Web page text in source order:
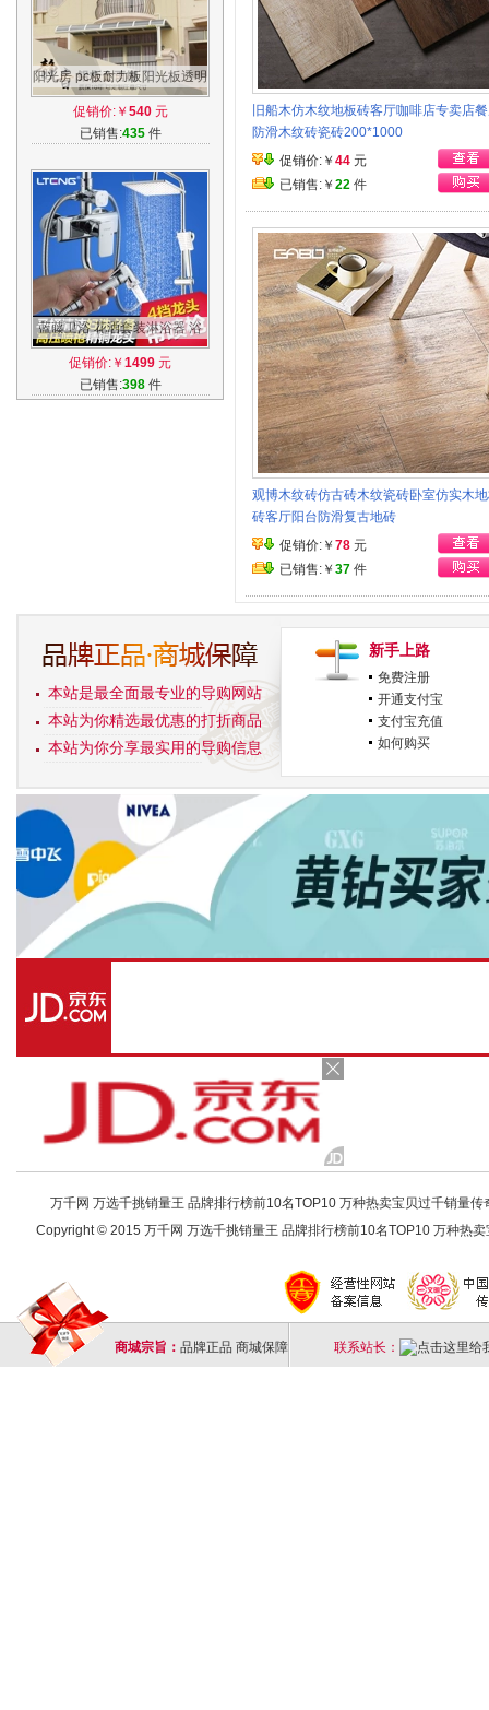
阳光房 pc板耐力板阳光板透明
板 雨棚阳台窗台 铝合金钢结
构雨棚
促销价:￥ 540元
已销售:435件
蓝藤卫浴 花洒套装淋浴器 浴
室增压喷枪沐浴淋雨喷头四档
全铜龙头
促销价:￥ 1499 元
已销售:398件
旧船木仿木纹地板砖客厅咖啡店专卖店
防滑木纹砖瓷砖200*1000
促销价:￥ 44 元
已销售:￥ 22 件
观博木纹砖仿古砖木纹瓷砖卧室仿实木
砖客厅阳台防滑复古地砖
促销价:￥ 78 元
已销售:￥ 37 件
本站是最全面最专业的导购网站
本站为你精选最优惠的打折商品
本站为你分享最实用的导购信息
新手上路
免费注册
开通支付宝
支付宝充值
如何购买
万千网 万选千挑销量王 品牌排行榜前10名TOP10 万种热卖宝贝过千销量
Copyright © 2015 万千网 万选千挑销量王 品牌排行榜前10名TOP10 万种热
商城宗旨： 品牌正品 商城保障 联系站长：